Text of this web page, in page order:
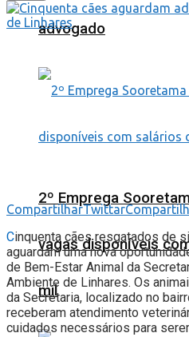
advogado
2º Emprega
vagas disponíveis
mil
CompartilharTwittar
Cinquenta cães resgatados de
aguardam uma nova
de Bem-Estar Animal da
Ambiente de Linhares. Os
da Secretaria, localizado no
receberam atendimento
cuidados necessários para